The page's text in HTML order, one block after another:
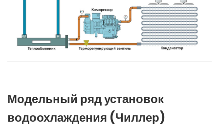
Модельный ряд установок
водоохлаждения (Чиллер)